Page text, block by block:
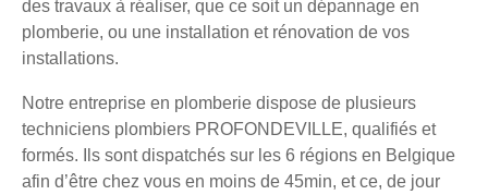
des travaux à réaliser, que ce soit un dépannage en
plomberie, ou une installation et rénovation de vos
installations.
Notre entreprise en plomberie dispose de plusieurs
techniciens plombiers PROFONDEVILLE, qualifiés et
formés. Ils sont dispatchés sur les 6 régions en Belgique
afin d’être chez vous en moins de 45min, et ce, de jour